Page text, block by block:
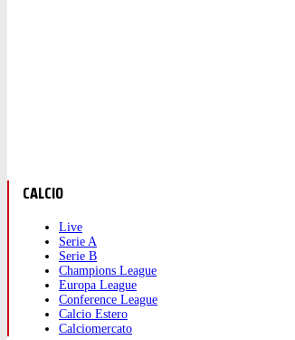
CALCIO
Live
Serie A
Serie B
Champions League
Europa League
Conference League
Calcio Estero
Calciomercato